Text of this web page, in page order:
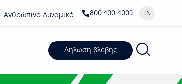
Ανθρώπινο Δυναμικό 800 400 4000 EN
Δήλωση βλάβης